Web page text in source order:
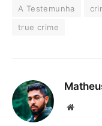
A Testemunha
true crime
Website